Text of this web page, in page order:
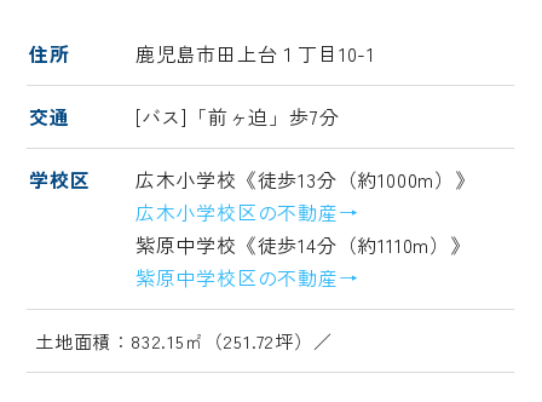
住所 鹿児島市田上台１丁目10-1
交通 [バス]「前ヶ迫」歩7分
学校区
広木小学校《徒歩13分（約1000m）》
広木小学校区の不動産→
紫原中学校《徒歩14分（約1110m）》
紫原中学校区の不動産→
土地面積：832.15㎡（251.72坪）／